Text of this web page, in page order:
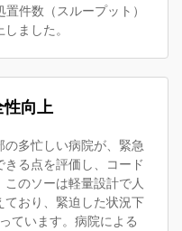
件数（スループット）
ました。
性向上
多忙しい病院が、緊急
る点を評価し、コード
のソーは軽量設計で人
ており、緊迫した状況下
ています。病院による